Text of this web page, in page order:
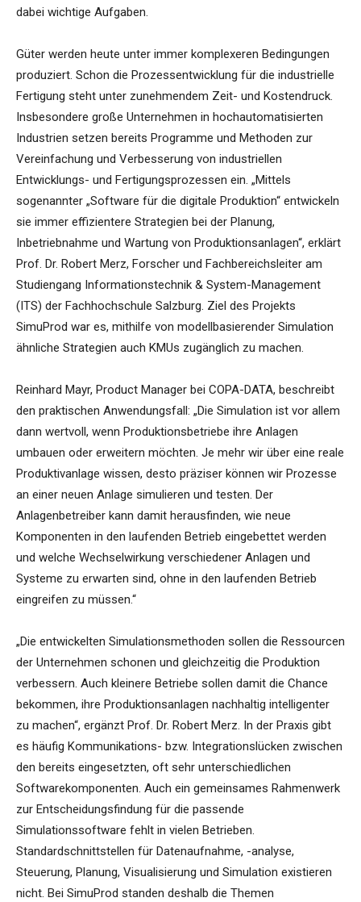
dabei wichtige Aufgaben.
Güter werden heute unter immer komplexeren Bedingungen
produziert. Schon die Prozessentwicklung für die industrielle
Fertigung steht unter zunehmendem Zeit- und Kostendruck.
Insbesondere große Unternehmen in hochautomatisierten
Industrien setzen bereits Programme und Methoden zur
Vereinfachung und Verbesserung von industriellen
Entwicklungs- und Fertigungsprozessen ein. „Mittels
sogenannter „Software für die digitale Produktion“ entwickeln
sie immer effizientere Strategien bei der Planung,
Inbetriebnahme und Wartung von Produktionsanlagen“, erklärt
Prof. Dr. Robert Merz, Forscher und Fachbereichsleiter am
Studiengang Informationstechnik & System-Management
(ITS) der Fachhochschule Salzburg. Ziel des Projekts
SimuProd war es, mithilfe von modellbasierender Simulation
ähnliche Strategien auch KMUs zugänglich zu machen.
Reinhard Mayr, Product Manager bei COPA-DATA, beschreibt
den praktischen Anwendungsfall: „Die Simulation ist vor allem
dann wertvoll, wenn Produktionsbetriebe ihre Anlagen
umbauen oder erweitern möchten. Je mehr wir über eine reale
Produktivanlage wissen, desto präziser können wir Prozesse
an einer neuen Anlage simulieren und testen. Der
Anlagenbetreiber kann damit herausfinden, wie neue
Komponenten in den laufenden Betrieb eingebettet werden
und welche Wechselwirkung verschiedener Anlagen und
Systeme zu erwarten sind, ohne in den laufenden Betrieb
eingreifen zu müssen.“
„Die entwickelten Simulationsmethoden sollen die Ressourcen
der Unternehmen schonen und gleichzeitig die Produktion
verbessern. Auch kleinere Betriebe sollen damit die Chance
bekommen, ihre Produktionsanlagen nachhaltig intelligenter
zu machen“, ergänzt Prof. Dr. Robert Merz. In der Praxis gibt
es häufig Kommunikations- bzw. Integrationslücken zwischen
den bereits eingesetzten, oft sehr unterschiedlichen
Softwarekomponenten. Auch ein gemeinsames Rahmenwerk
zur Entscheidungsfindung für die passende
Simulationssoftware fehlt in vielen Betrieben.
Standardschnittstellen für Datenaufnahme, -analyse,
Steuerung, Planung, Visualisierung und Simulation existieren
nicht. Bei SimuProd standen deshalb die Themen